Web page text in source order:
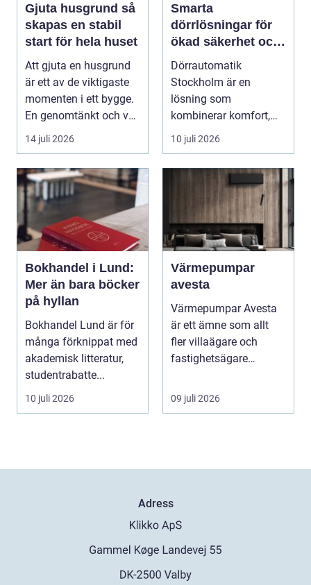
Gjuta husgrund så
skapas en stabil
start för hela huset
Att gjuta en husgrund
är ett av de viktigaste
momenten i ett bygge.
En genomtänkt och väl
utförd gru...
14 juli 2026
Smarta
dörrlösningar för
ökad säkerhet och
komfort
Dörrautomatik
Stockholm är en
lösning som
kombinerar komfort,
säkerhet och tillg...
10 juli 2026
Bokhandel i Lund:
Mer än bara böcker
på hyllan
Bokhandel Lund är för
många förknippat med
akademisk litteratur,
studentrabatte...
10 juli 2026
Värmepumpar
avesta
Värmepumpar Avesta
är ett ämne som allt
fler villaägare och
fastighetsägare
09 juli 2026
Adress